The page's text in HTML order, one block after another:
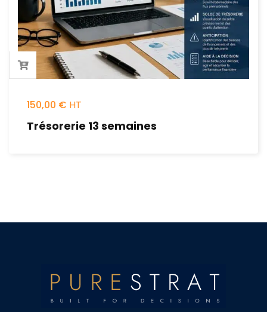
150,00 €
Trésorerie 13 semaines